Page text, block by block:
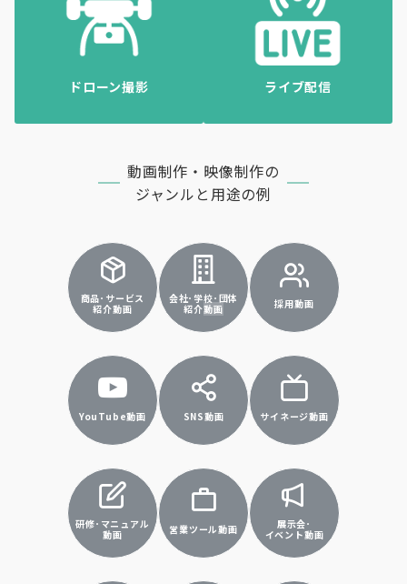
ドローン撮影 ライブ配信
動画制作・映像制作の
ジャンルと用途の例
商品･サービス
紹介動画
会社･学校･団体
紹介動画 採用動画
YouTube動画 SNS動画 サイネージ動画
研修･マニュアル
動画
営業ツール動画
展示会･
イベント動画